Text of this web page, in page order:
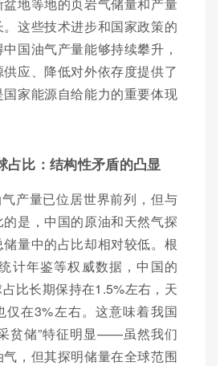
这些技术进步和国家政策的
国油气产量能够持续攀升，
应、降低对外依存度提供了
家能源自给能力的重要体现
占比：结构性矛盾的凸显
产量已位居世界前列，但与
是，中国的原油和天然气探
量中的占比却相对较低。根
计年鉴等权威数据，中国的
比长期保持在1.5%左右，天
仅在3%左右。这意味着我国
贫储”特征明显——虽然我们
，但其探明储量在全球范围